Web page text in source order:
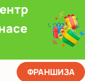
ФРАНШИЗА